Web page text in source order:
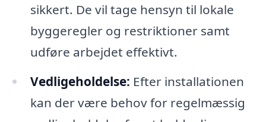
sikkert. De vil tage hensyn til lokale
byggeregler og restriktioner samt
udføre arbejdet effektivt.
Vedligeholdelse: Efter installationen
kan der være behov for regelmæssig